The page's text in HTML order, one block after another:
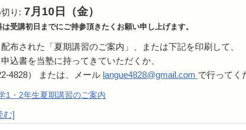
り: 7月10日（金）
受講初日までにご持参頂きたくお願い申し上げます。
布された「夏期講習のご案内」、または下記を印刷して、
込書を当塾に持ってきていただくか、
4828） または、メール langue4828@gmail.com で行ってく
・2年生夏期講習のご案内
む]